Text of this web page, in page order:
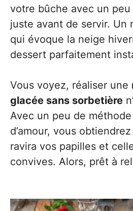
votre bûche avec un peu
juste avant de servir. Un
qui évoque la neige
dessert parfaitement
Vous voyez, réaliser une
glacée sans sorbetière
Avec un peu de
d’amour, vous
ravira vos papilles et
convives. Alors, prêt à